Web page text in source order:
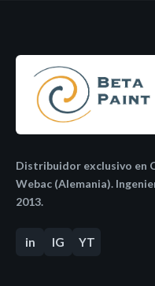
Distribuidor exclusivo en
Webac (Alemania).
2013.
in IG YT